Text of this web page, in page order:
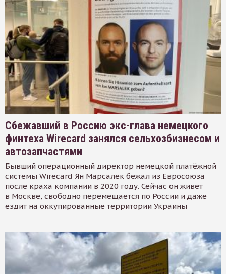
Сбежавший в Россию экс-глава немецкого
финтеха Wirecard занялся сельхозбизнесом и
автозапчастями
Бывший операционный директор немецкой платёжной
системы Wirecard Ян Марсалек бежал из Евросоюза
после краха компании в 2020 году. Сейчас он живёт
в Москве, свободно перемещается по России и даже
ездит на оккупированные территории Украины